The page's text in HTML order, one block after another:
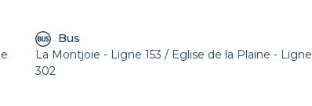
Bus
La Montjoie - Ligne 153 / Eglise de la Plaine - Ligne
302